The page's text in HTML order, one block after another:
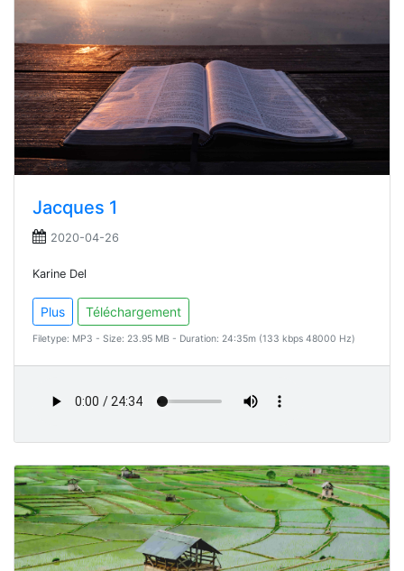
Jacques 1
2020-04-26
Karine Del
Plus Téléchargement
Filetype: MP3 - Size: 23.95 MB - Duration: 24:35m (133 kbps 48000 Hz)